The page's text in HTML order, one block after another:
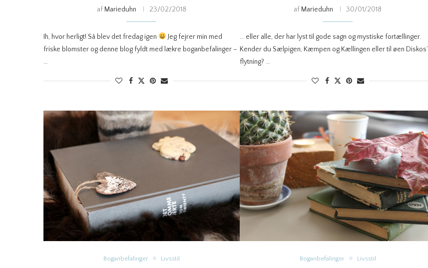
af Marieduhn 23/02/2018
Ih, hvor herligt! Så blev det fredag igen
Jeg fejrer min med
friske blomster og denne blog fyldt med lækre boganbefalinger –
…
af Marieduhn 30/01/2018
… eller alle, der har lyst til gode sagn og mystiske fortællinger.
Kender du Sælpigen, Kæmpen og Kællingen eller til øen Diskos’
flytning? …
Boganbefalinger Livsstil Boganbefalinger Livsstil